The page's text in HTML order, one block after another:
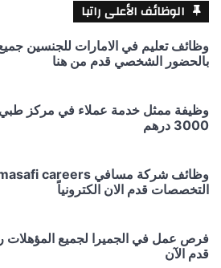
الوظائف الأعلى راتبا
وظائف تعليم في الامارات للجنسين
بالحضور الشخصي قدم من هنا
وظيفة ممثل خدمة عملاء في مركز طبي
3000 درهم
التخصصات قدم الان الكترونياً
قدم الآن